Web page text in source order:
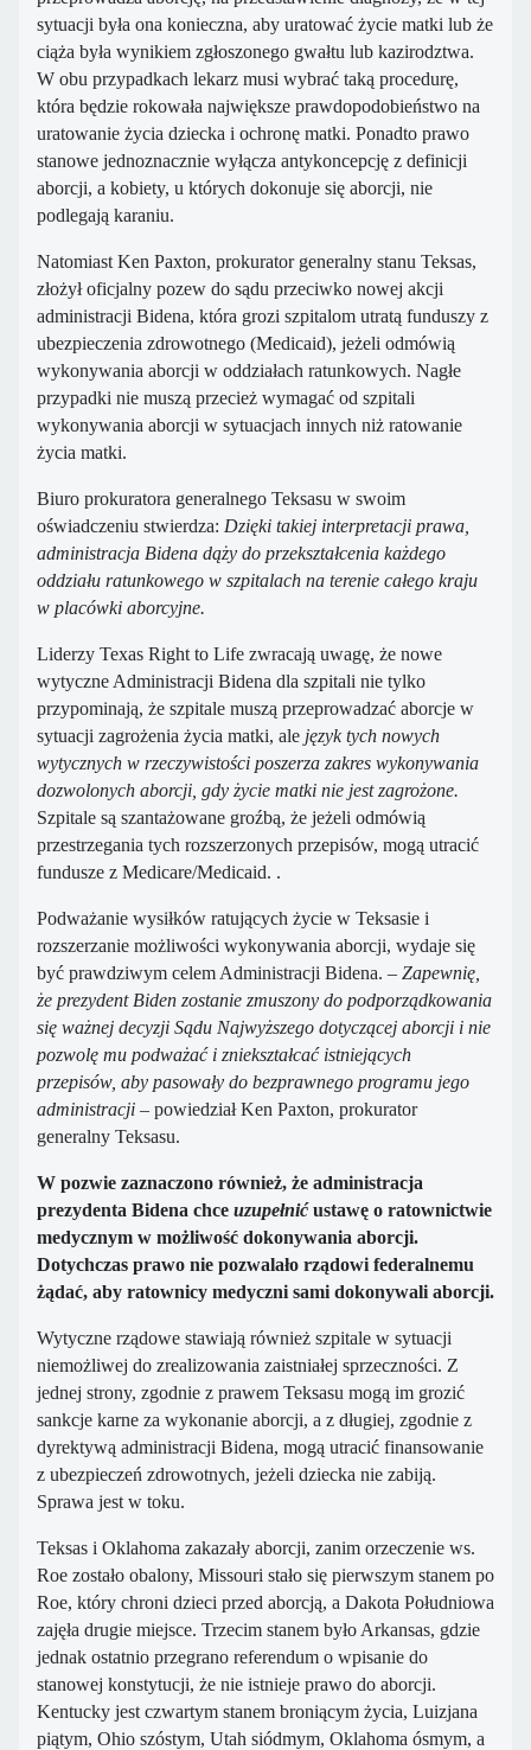
sytuacji była ona konieczna, aby uratować życie matki lub że
ciąża była wynikiem zgłoszonego gwałtu lub kazirodztwa.
W obu przypadkach lekarz musi wybrać taką procedurę,
która będzie rokowała największe prawdopodobieństwo na
uratowanie życia dziecka i ochronę matki. Ponadto prawo
stanowe jednoznacznie wyłącza antykoncepcję z definicji
aborcji, a kobiety, u których dokonuje się aborcji, nie
podlegają karaniu.
Natomiast Ken Paxton, prokurator generalny stanu Teksas,
złożył oficjalny pozew do sądu przeciwko nowej akcji
administracji Bidena, która grozi szpitalom utratą funduszy z
ubezpieczenia zdrowotnego (Medicaid), jeżeli odmówią
wykonywania aborcji w oddziałach ratunkowych. Nagłe
przypadki nie muszą przecież wymagać od szpitali
wykonywania aborcji w sytuacjach innych niż ratowanie
życia matki.
Biuro prokuratora generalnego Teksasu w swoim
oświadczeniu stwierdza: Dzięki takiej interpretacji prawa,
administracja Bidena dąży do przekształcenia każdego
oddziału ratunkowego w szpitalach na terenie całego kraju
w placówki aborcyjne.
Liderzy Texas Right to Life zwracają uwagę, że nowe
wytyczne Administracji Bidena dla szpitali nie tylko
przypominają, że szpitale muszą przeprowadzać aborcje w
sytuacji zagrożenia życia matki, ale język tych nowych
wytycznych w rzeczywistości poszerza zakres wykonywania
dozwolonych aborcji, gdy życie matki nie jest zagrożone.
Szpitale są szantażowane groźbą, że jeżeli odmówią
przestrzegania tych rozszerzonych przepisów, mogą utracić
fundusze z Medicare/Medicaid. .
Podważanie wysiłków ratujących życie w Teksasie i
rozszerzanie możliwości wykonywania aborcji, wydaje się
być prawdziwym celem Administracji Bidena. – Zapewnię,
że prezydent Biden zostanie zmuszony do podporządkowania
się ważnej decyzji Sądu Najwyższego dotyczącej aborcji i nie
pozwolę mu podważać i zniekształcać istniejących
przepisów, aby pasowały do ​​bezprawnego programu jego
administracji – powiedział Ken Paxton, prokurator
generalny Teksasu.
W pozwie zaznaczono również, że administracja
prezydenta Bidena chce uzupełnićustawę o ratownictwie
medycznym w możliwość dokonywania aborcji.
Dotychczas prawo nie pozwalało rządowi federalnemu
żądać, aby ratownicy medyczni sami dokonywali aborcji.
Wytyczne rządowe stawiają również szpitale w sytuacji
niemożliwej do zrealizowania zaistniałej sprzeczności. Z
jednej strony, zgodnie z prawem Teksasu mogą im grozić
sankcje karne za wykonanie aborcji, a z długiej, zgodnie z
dyrektywą administracji Bidena, mogą utracić finansowanie
z ubezpieczeń zdrowotnych, jeżeli dziecka nie zabiją.
Sprawa jest w toku.
Teksas i Oklahoma zakazały aborcji, zanim orzeczenie ws.
Roe zostało obalony, Missouri stało się pierwszym stanem po
Roe, który chroni dzieci przed aborcją, a Dakota Południowa
zajęła drugie miejsce. Trzecim stanem było Arkansas, gdzie
jednak ostatnio przegrano referendum o wpisanie do
stanowej konstytucji, że nie istnieje prawo do aborcji.
Kentucky jest czwartym stanem broniącym życia, Luizjana
piątym, Ohio szóstym, Utah siódmym, Oklahoma ósmym, a